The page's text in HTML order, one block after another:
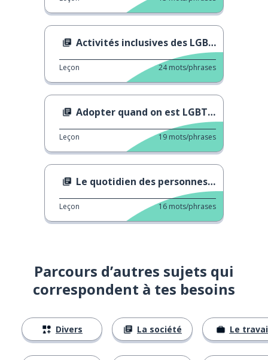
Activités inclusives des LGBTQ+
Leçon 24 mots/phrases
Adopter quand on est LGBTQ+
Leçon 19 mots/phrases
Le quotidien des personnes LGBTQ+
Leçon 16 mots/phrases
Parcours d’autres sujets qui
correspondent à tes besoins
Divers La société Le